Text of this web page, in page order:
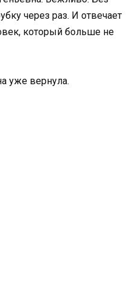
через раз. И отвечает
который больше не
уже вернула.